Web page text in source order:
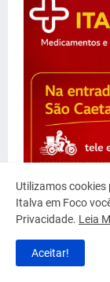
Utilizamos
Italva em Foco
Privacidade. Leia
Aceitar!